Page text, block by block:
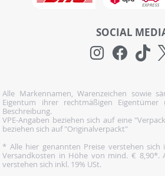
SOCIAL
Alle Markennamen, Warenzeichen sowie
Eigentum ihrer rechtmäßigen
Beschreibung.
VPE-Angaben beziehen sich auf eine
beziehen sich auf "Originalverpackt"
* Alle hier genannten Preise verstehen sich
Versandkosten in Höhe von mind. € 8,90*.
verstehen sich inkl. 19% USt.